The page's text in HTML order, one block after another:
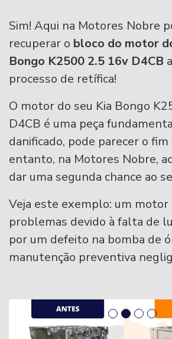
Sim! Aqui na Motores Nobre
recuperar o bloco do motor
Bongo K2500 2.5 16v D4CB
processo de retífica!
O motor do seu Kia Bongo
D4CB é uma peça
danificado, pode parecer o
entanto, na Motores Nobre,
dar uma segunda chance ao
Veja este exemplo: um
problemas devido à falta de
por um defeito na bomba de
manutenção preventiva